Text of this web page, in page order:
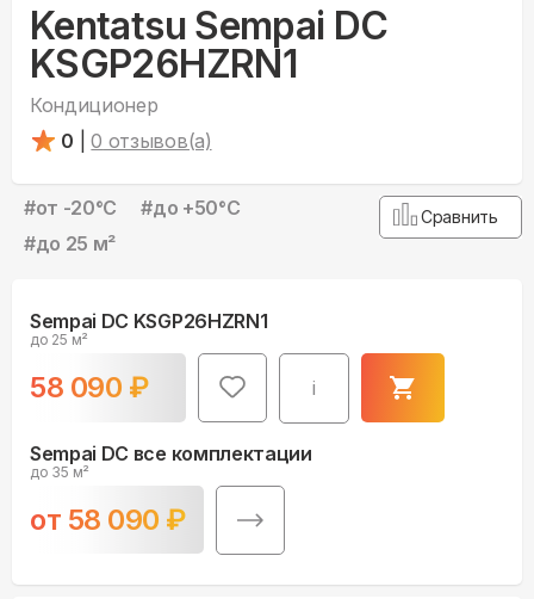
Kentatsu Sempai DC
KSGP26HZRN1
Кондиционер
0
0 отзывов(а)
#от -20°С #до +50°С
#до 25 м²
Сравнить
Sempai DC KSGP26HZRN1
до 25 м²
58 090 ₽ i
Sempai DC все комплектации
до 35 м²
от 58 090 ₽